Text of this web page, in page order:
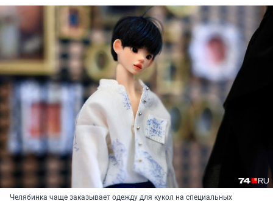
Челябинка чаще заказывает одежду для кукол на специальных